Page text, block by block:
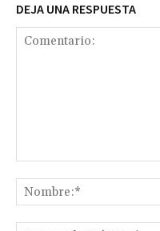
DEJA UNA RESPUESTA